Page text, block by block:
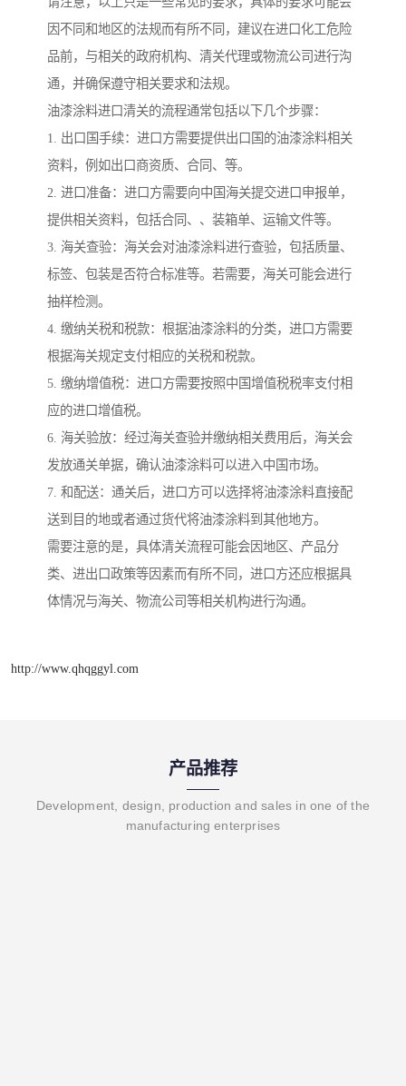
因不同和地区的法规而有所不同，建议在进口化工危险
品前，与相关的政府机构、清关代理或物流公司进行沟
通，并确保遵守相关要求和法规。
油漆涂料进口清关的流程通常包括以下几个步骤：
1. 出口国手续：进口方需要提供出口国的油漆涂料相关
资料，例如出口商资质、合同、等。
2. 进口准备：进口方需要向中国海关提交进口申报单，
提供相关资料，包括合同、、装箱单、运输文件等。
3. 海关查验：海关会对油漆涂料进行查验，包括质量、
标签、包装是否符合标准等。若需要，海关可能会进行
抽样检测。
4. 缴纳关税和税款：根据油漆涂料的分类，进口方需要
根据海关规定支付相应的关税和税款。
5. 缴纳增值税：进口方需要按照中国增值税税率支付相
应的进口增值税。
6. 海关验放：经过海关查验并缴纳相关费用后，海关会
发放通关单据，确认油漆涂料可以进入中国市场。
7. 和配送：通关后，进口方可以选择将油漆涂料直接配
送到目的地或者通过货代将油漆涂料到其他地方。
需要注意的是，具体清关流程可能会因地区、产品分
类、进出口政策等因素而有所不同，进口方还应根据具
体情况与海关、物流公司等相关机构进行沟通。
http://www.qhqggyl.com
产品推荐
Development, design, production and sales in one of the
manufacturing enterprises